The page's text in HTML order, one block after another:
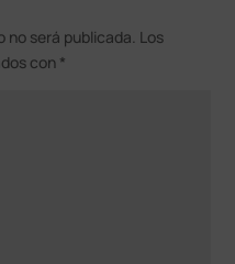
no será publicada. Los
con *